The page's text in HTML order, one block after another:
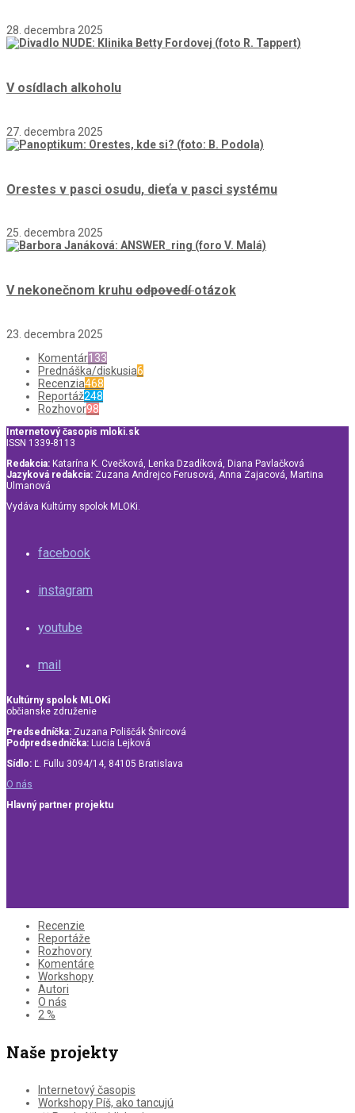
28. decembra 2025
V osídlach alkoholu
27. decembra 2025
Orestes v pasci osudu, dieťa v pasci systému
25. decembra 2025
V nekonečnom kruhu odpovedíotázok
23. decembra 2025
Komentár133
Prednáška/diskusia6
Recenzia468
Reportáž248
Rozhovor98
Internetový časopis mloki.sk
ISSN 1339-8113
Redakcia: Katarína K. Cvečková, Lenka Dzadíková, Diana Pavlačková
Jazyková redakcia: Zuzana Andrejco Ferusová, Anna Zajacová, Martina
Ulmanová
Vydáva Kultúrny spolok MLOKi.
facebook
instagram
youtube
mail
Kultúrny spolok MLOKi
občianske združenie
Predsedníčka: Zuzana Poliščák Šnircová
Podpredsedníčka: Lucia Lejková
Sídlo: Ľ. Fullu 3094/14, 84105 Bratislava
O nás
Hlavný partner projektu
Recenzie
Reportáže
Rozhovory
Komentáre
Workshopy
Autori
O nás
2 %
Naše projekty
Internetový časopis
Workshopy Píš, ako tancujú